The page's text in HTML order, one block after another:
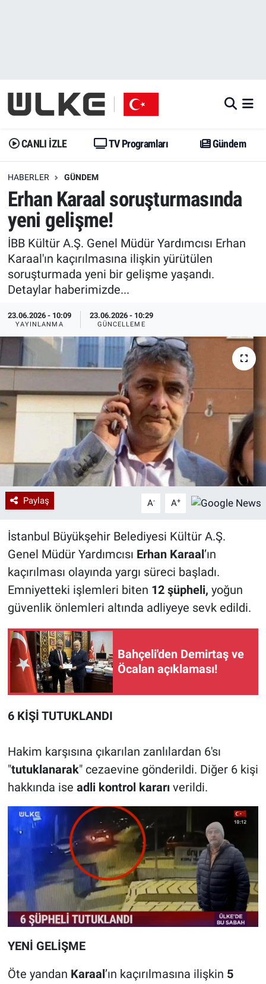
CANLI İZLE TV Programları Gündem
HABERLER GÜNDEM
Erhan Karaal soruşturmasında
yeni gelişme!
İBB Kültür A.Ş. Genel Müdür Yardımcısı Erhan
Karaal'ın kaçırılmasına ilişkin yürütülen
soruşturmada yeni bir gelişme yaşandı.
Detaylar haberimizde...
23.06.2026 - 10:09
YAYINLANMA
23.06.2026 - 10:29
GÜNCELLEME
Paylaş A- A+
İstanbul Büyükşehir Belediyesi Kültür A.Ş.
Genel Müdür Yardımcısı Erhan Karaal’ın
kaçırılması olayında yargı süreci başladı.
Emniyetteki işlemleri biten 12 şüpheli, yoğun
güvenlik önlemleri altında adliyeye sevk edildi.
Bahçeli'den Demirtaş ve
Öcalan açıklaması!
6 KİŞİ TUTUKLANDI
Hakim karşısına çıkarılan zanlılardan 6'sı
"tutuklanarak" cezaevine gönderildi. Diğer 6 kişi
hakkında ise adli kontrol kararıverildi.
YENİ GELİŞME
Öte yandan Karaal’ın kaçırılmasına ilişkin 5
Gündem
Dünya
Erişim Bilgileri
Ekonomi
Trend
Özel Haberler
Yazarlar
Gündem
Trend
Erişim Bilgileri
Spor
Ekonomi
Dünya
Medya
Özel Haberler
Erişim Bilgileri
Teknoloji
Ramazan
İstanbul Namaz Vakitleri
Trafik Durumu
Erişim Bilgileri
Tüm Manşetler
Son Dakika Haberleri
Haber Arşivi